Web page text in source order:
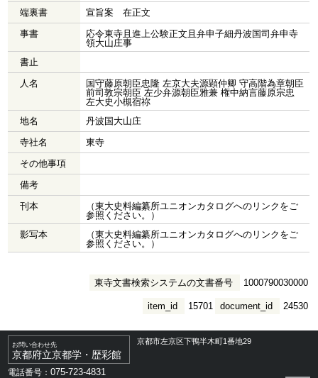
端裏書
宣旨案 在正文
事書
応令東寺且進上公験正文且弁申子細丹波国司弁申寺
領大山庄事
書止
人名
国守藤原朝臣忠隆 左京大夫源顕仲卿 守高階為章朝臣
前司敦宗朝臣 左少弁源朝臣雅兼 権中納言藤原宗忠
左大史小槻宿祢
地名
丹波国大山庄
寺社名
東寺
その他事項
備考
刊本
（東大史料編纂所ユニオンカタログへのリンクをご
参照ください。）
影写本
（東大史料編纂所ユニオンカタログへのリンクをご
参照ください。）
東寺文書検索システムの文書番号 1000790030000
document_id 24530
item_id 15701
お問い合わせ先
京都府立京都学・歴彩館
京都市左京区下鴨半木町1番地29
電話番号：075-723-4831